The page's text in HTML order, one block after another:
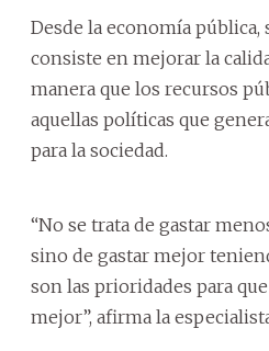
Desde la economía pública,
consiste en mejorar la
manera que los recursos
aquellas políticas que
para la sociedad.
“No se trata de gastar
sino de gastar mejor
son las prioridades para
mejor”, afirma la